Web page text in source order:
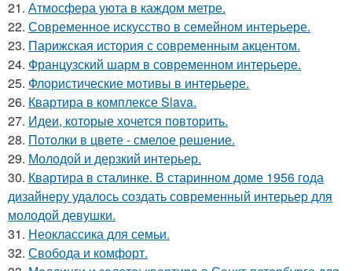
21. Атмосфера уюта в каждом метре.
22. Современное искусство в семейном интерьере.
23. Парижская история с современным акцентом.
24. Французский шарм в современном интерьере.
25. Флористические мотивы в интерьере.
26. Квартира в комплексе Slava.
27. Идеи, которые хочется повторить.
28. Потолки в цвете - смелое решение.
29. Молодой и дерзкий интерьер.
30. Квартира в сталинке. В старинном доме 1956 года
дизайнеру удалось создать современный интерьер для
молодой девушки.
31. Неоклассика для семьи.
32. Свобода и комфорт.